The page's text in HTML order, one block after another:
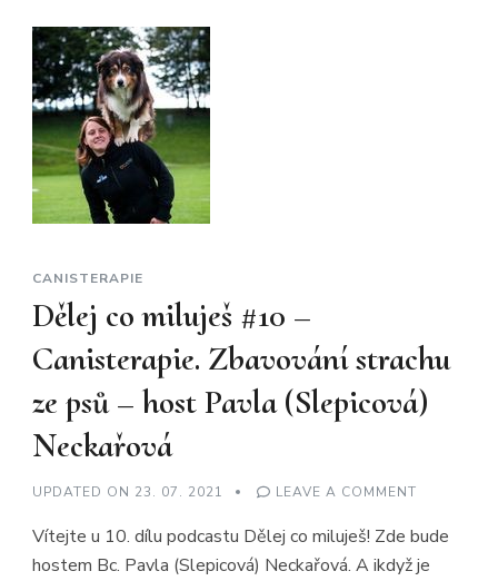
CANISTERAPIE
Dělej co miluješ #10 –
Canisterapie. Zbavování strachu
ze psů – host Pavla (Slepicová)
Neckařová
UPDATED ON 23. 07. 2021 LEAVE A COMMENT
MILUJEŠ
–
Vítejte u 10. dílu podcastu Dělej co miluješ! Zde bude
hostem Bc. Pavla (Slepicová) Neckařová. A ikdyž je